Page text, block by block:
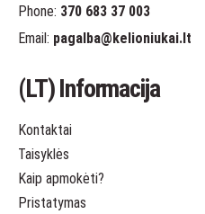
Phone: 370 683 37 003
Email: pagalba@kelioniukai.lt
(LT) Informacija
Kontaktai
Taisyklės
Kaip apmokėti?
Pristatymas